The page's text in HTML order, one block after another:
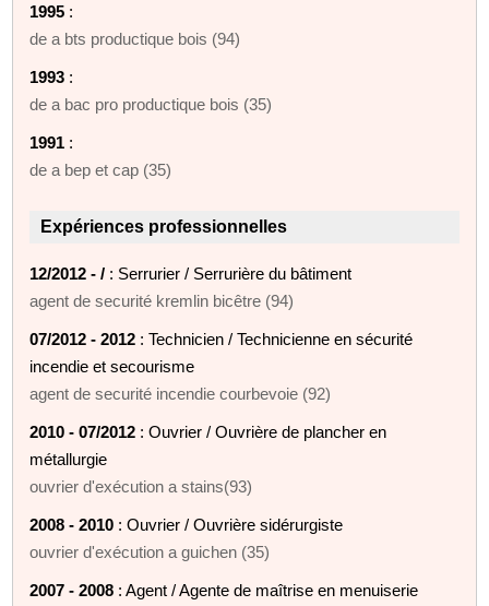
1995 :
de a bts productique bois (94)
1993 :
de a bac pro productique bois (35)
1991 :
de a bep et cap (35)
Expériences professionnelles
12/2012 - / : Serrurier / Serrurière du bâtiment
agent de securité kremlin bicêtre (94)
07/2012 - 2012 : Technicien / Technicienne en sécurité
incendie et secourisme
agent de securité incendie courbevoie (92)
2010 - 07/2012 : Ouvrier / Ouvrière de plancher en
métallurgie
ouvrier d'exécution a stains(93)
2008 - 2010 : Ouvrier / Ouvrière sidérurgiste
ouvrier d'exécution a guichen (35)
2007 - 2008 : Agent / Agente de maîtrise en menuiserie